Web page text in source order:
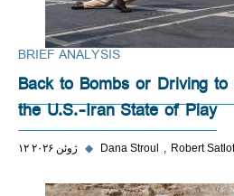
BRIEF ANALYSIS
Back to Bombs or Driving
the U.S.-Iran State of Play
۱۲ ژوئن ۲۰۲۶ ◆ Dana Stroul Robert